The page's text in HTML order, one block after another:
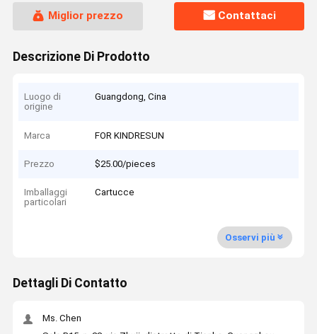
Miglior prezzo Contattaci
Descrizione Di Prodotto
Luogo di
origine
Guangdong, Cina
Marca FOR KINDRESUN
Prezzo $25.00/pieces
Imballaggi
particolari
Cartucce
Osservi più
Dettagli Di Contatto
Ms. Chen